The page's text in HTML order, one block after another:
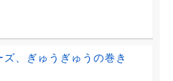
、ぎゅうぎゅうの巻き